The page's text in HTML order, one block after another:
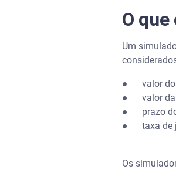
O
Um
● valor do
● valor da
● prazo do
● taxa de
Os